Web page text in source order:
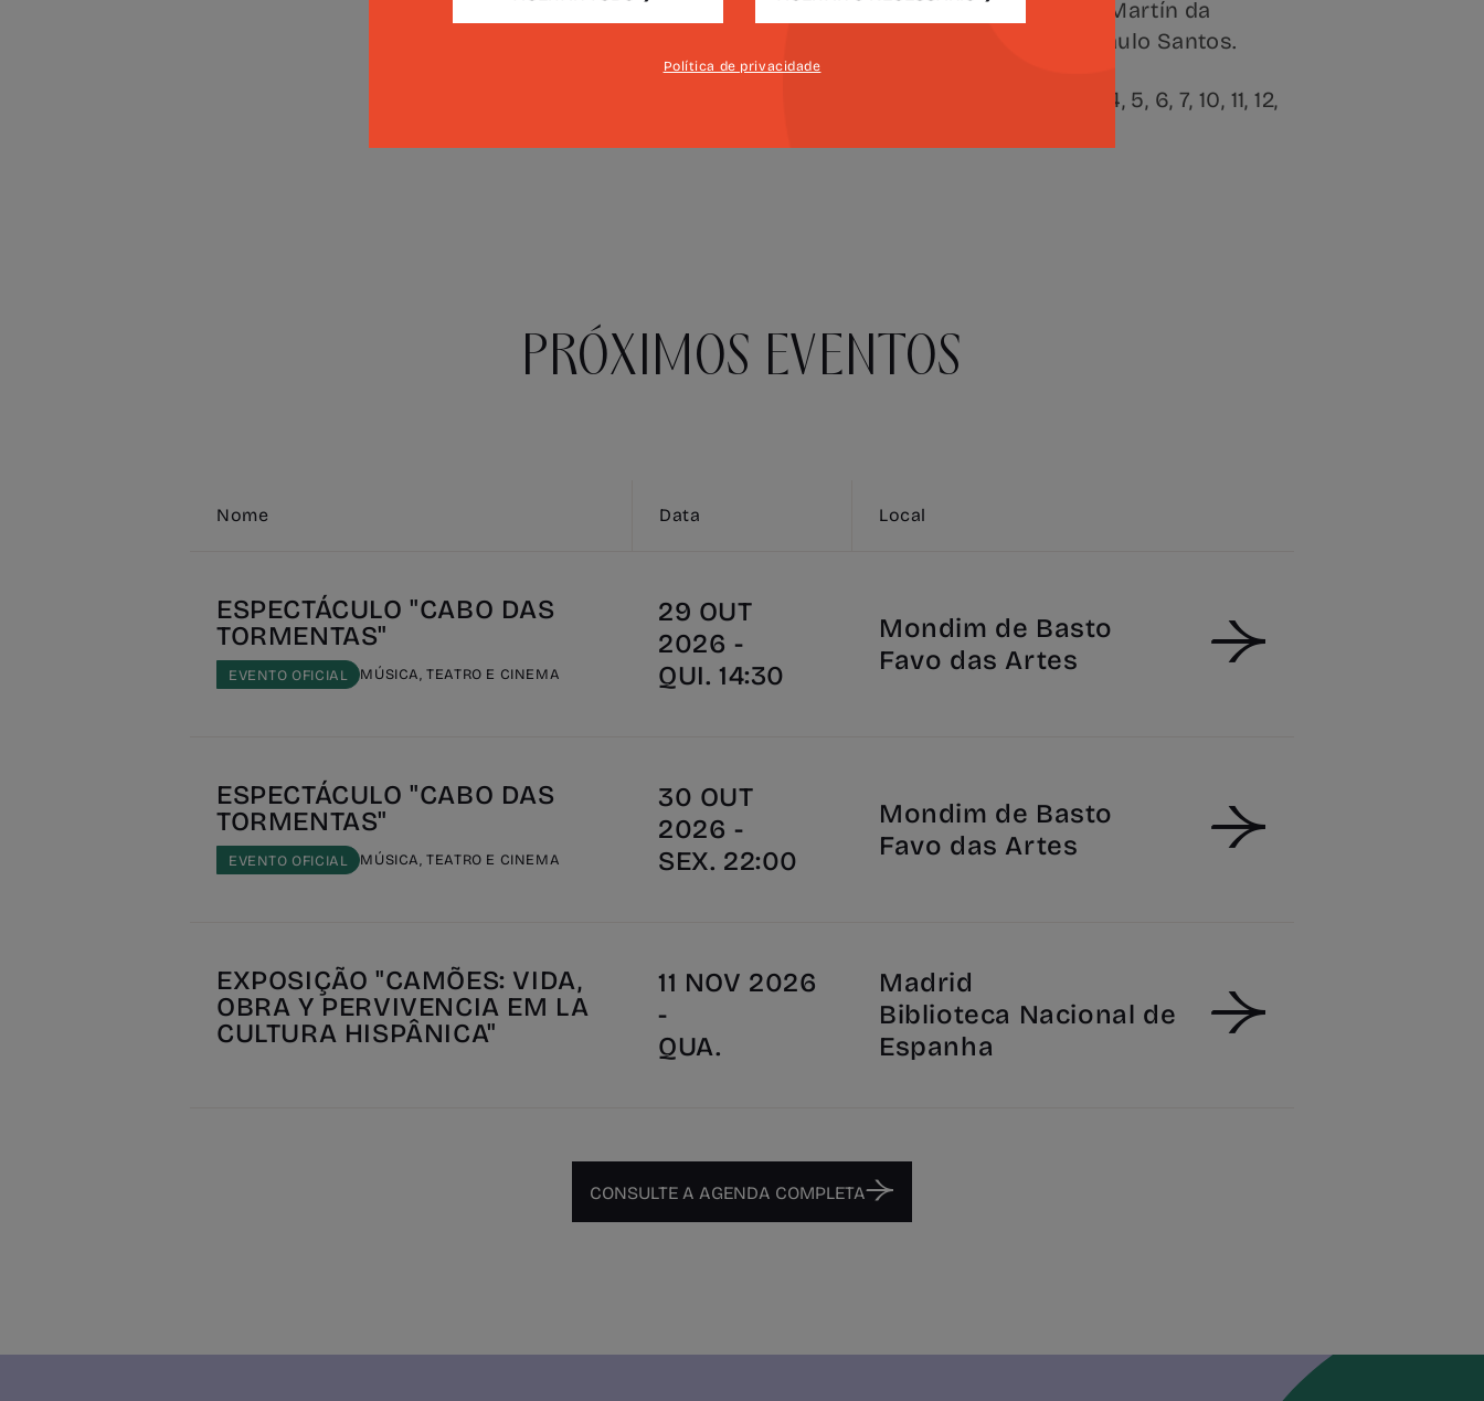
A direção de produção é de Júlio Martín da
Fonseca e a direção técnica de Paulo Santos.
Estão previstos espetáculos a 3, 4, 5, 6, 7, 10, 11, 12,
PRÓXIMOS EVENTOS
Nome Data Local
ESPECTÁCULO "CABO DAS
TORMENTAS"
EVENTO OFICIAL MÚSICA, TEATRO E CINEMA
29 OUT
2026 -
QUI. 14:30
Mondim de Basto
Favo das Artes
ESPECTÁCULO "CABO DAS
TORMENTAS"
EVENTO OFICIAL MÚSICA, TEATRO E CINEMA
30 OUT
2026 -
SEX. 22:00
Mondim de Basto
Favo das Artes
EXPOSIÇÃO "CAMÕES: VIDA,
OBRA Y PERVIVENCIA EM LA
CULTURA HISPÂNICA"
11 NOV 2026
-
QUA.
Madrid
Biblioteca Nacional de
Espanha
CONSULTE A AGENDA COMPLETA
Política de privacidade